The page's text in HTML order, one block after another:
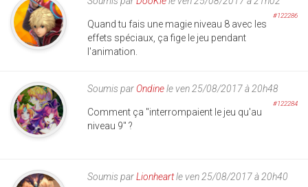
#122286
Quand tu fais une magie niveau 8 avec les
effets spéciaux, ça fige le jeu pendant
l'animation.
Soumis parOndinele ven 25/08/2017 à 20h48
#122284
Comment ça "interrompaient le jeu qu'au
niveau 9" ?
Soumis parLionheartle ven 25/08/2017 à 20h40